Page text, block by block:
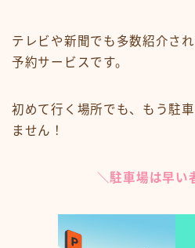
テレビや新聞でも多数紹介さ
予約サービスです。
初めて行く場所でも、もう駐
ません！
＼駐車場は早い